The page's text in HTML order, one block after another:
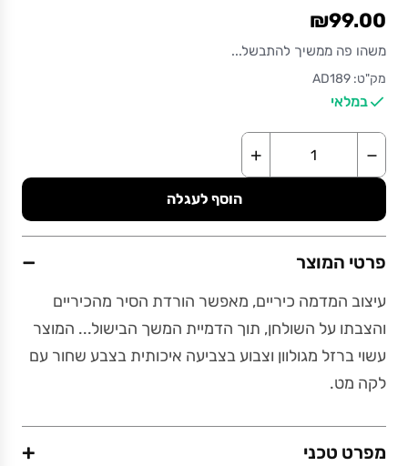
₪99.00
משהו פה ממשיך להתבשל...
מק"ט: AD189
במלאי
−
+
הוסף לעגלה
פרטי המוצר −
עיצוב המדמה כיריים, מאפשר הורדת הסיר מהכיריים
והצבתו על השולחן, תוך הדמיית המשך הבישול... המוצר
עשוי ברזל מגולוון וצבוע בצביעה איכותית בצבע שחור עם
לקה מט.
מפרט טכני +